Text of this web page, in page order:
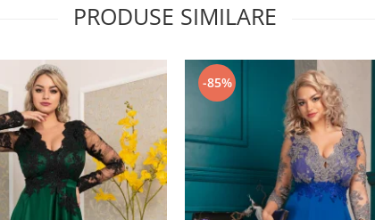
PRODUSE SIMILARE
-85%